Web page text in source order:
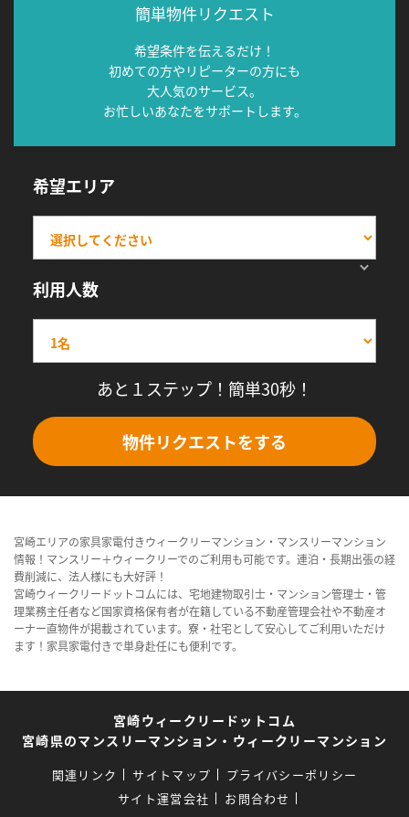
簡単物件リクエスト
希望条件を伝えるだけ！
初めての方やリピーターの方にも
大人気のサービス。
お忙しいあなたをサポートします。
希望エリア
利用人数
あと１ステップ！簡単30秒！
物件リクエストをする
宮崎エリアの家具家電付きウィークリーマンション・マンスリーマンション
情報！マンスリー＋ウィークリーでのご利用も可能です。連泊・長期出張の経
費削減に、法人様にも大好評！
宮崎ウィークリードットコムには、宅地建物取引士・マンション管理士・管
理業務主任者など国家資格保有者が在籍している不動産管理会社や不動産オ
ーナー直物件が掲載されています。寮・社宅として安心してご利用いただけ
ます！家具家電付きで単身赴任にも便利です。
宮崎ウィークリードットコム
宮崎県のマンスリーマンション・ウィークリーマンション
関連リンク サイトマップ
プライバシーポリシー
サイト運営会社
お問合わせ